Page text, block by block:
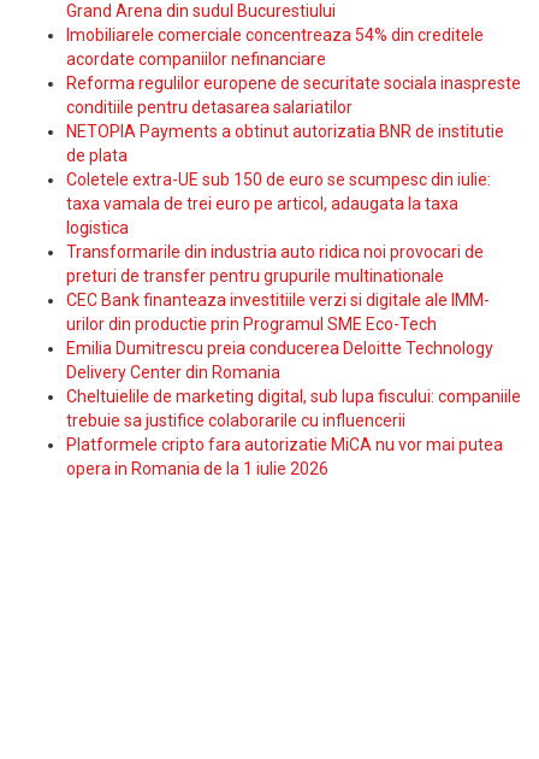
Grand Arena din sudul Bucurestiului
Imobiliarele comerciale concentreaza 54% din creditele
acordate companiilor nefinanciare
Reforma regulilor europene de securitate sociala inaspreste
conditiile pentru detasarea salariatilor
NETOPIA Payments a obtinut autorizatia BNR de institutie
de plata
Coletele extra-UE sub 150 de euro se scumpesc din iulie:
taxa vamala de trei euro pe articol, adaugata la taxa
logistica
Transformarile din industria auto ridica noi provocari de
preturi de transfer pentru grupurile multinationale
CEC Bank finanteaza investitiile verzi si digitale ale IMM-
urilor din productie prin Programul SME Eco-Tech
Emilia Dumitrescu preia conducerea Deloitte Technology
Delivery Center din Romania
Cheltuielile de marketing digital, sub lupa fiscului: companiile
trebuie sa justifice colaborarile cu influencerii
Platformele cripto fara autorizatie MiCA nu vor mai putea
opera in Romania de la 1 iulie 2026